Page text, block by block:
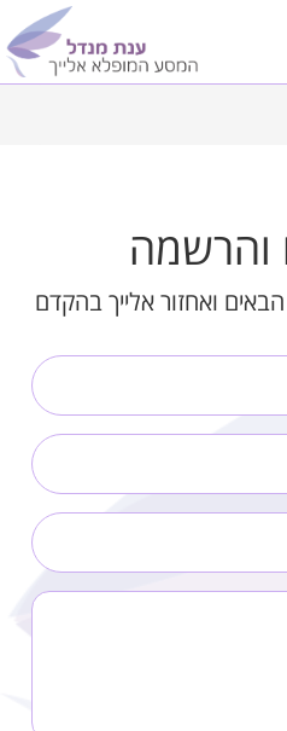
והרשמה
ואחזור אלייך בהקדם